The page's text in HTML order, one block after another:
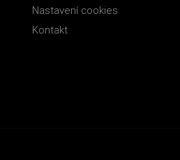
Nastavení cookies
Kontakt